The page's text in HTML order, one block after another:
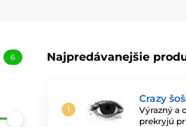
Najpredávanejšie
Crazy
Výrazný a
prekryjú
6